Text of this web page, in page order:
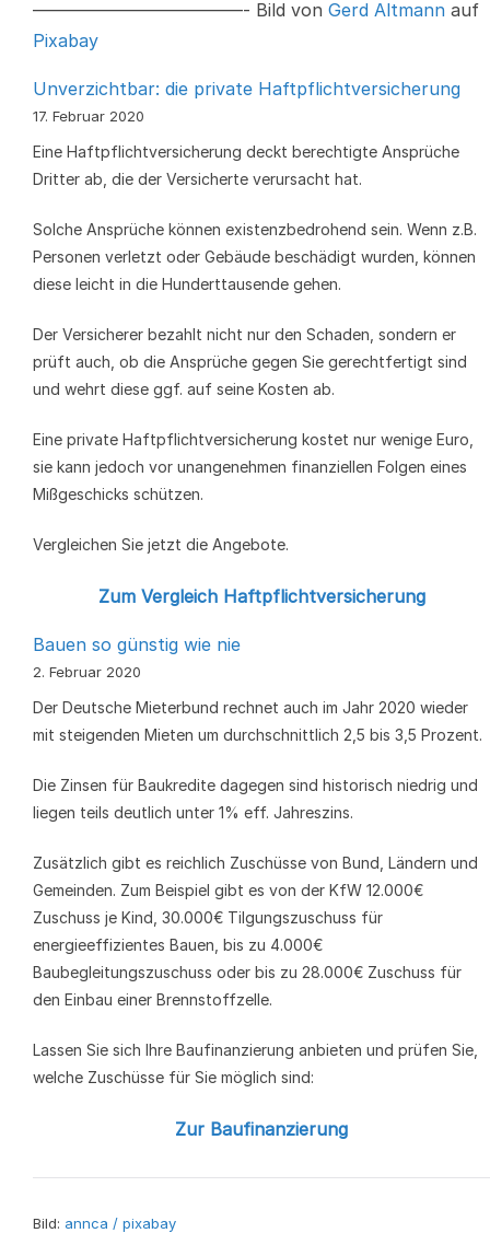
————————————- Bild von Gerd Altmann auf
Pixabay
Unverzichtbar: die private Haftpflichtversicherung
17. Februar 2020
Eine Haftpflichtversicherung deckt berechtigte Ansprüche
Dritter ab, die der Versicherte verursacht hat.
Solche Ansprüche können existenzbedrohend sein. Wenn z.B.
Personen verletzt oder Gebäude beschädigt wurden, können
diese leicht in die Hunderttausende gehen.
Der Versicherer bezahlt nicht nur den Schaden, sondern er
prüft auch, ob die Ansprüche gegen Sie gerechtfertigt sind
und wehrt diese ggf. auf seine Kosten ab.
Eine private Haftpflichtversicherung kostet nur wenige Euro,
sie kann jedoch vor unangenehmen finanziellen Folgen eines
Mißgeschicks schützen.
Vergleichen Sie jetzt die Angebote.
Zum Vergleich Haftpflichtversicherung
Bauen so günstig wie nie
2. Februar 2020
Der Deutsche Mieterbund rechnet auch im Jahr 2020 wieder
mit steigenden Mieten um durchschnittlich 2,5 bis 3,5 Prozent.
Die Zinsen für Baukredite dagegen sind historisch niedrig und
liegen teils deutlich unter 1% eff. Jahreszins.
Zusätzlich gibt es reichlich Zuschüsse von Bund, Ländern und
Gemeinden. Zum Beispiel gibt es von der KfW 12.000€
Zuschuss je Kind, 30.000€ Tilgungszuschuss für
energieeffizientes Bauen, bis zu 4.000€
Baubegleitungszuschuss oder bis zu 28.000€ Zuschuss für
den Einbau einer Brennstoffzelle.
Lassen Sie sich Ihre Baufinanzierung anbieten und prüfen Sie,
welche Zuschüsse für Sie möglich sind:
Zur Baufinanzierung
Bild: annca / pixabay